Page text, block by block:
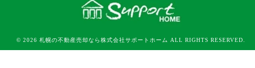
© 2026 札幌の不動産売却なら株式会社サポートホーム ALL RIGHTS RESERVED.